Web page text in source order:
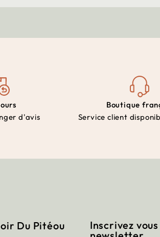
d'avis
Boutique
Service client
Du Pitéou
Inscrivez